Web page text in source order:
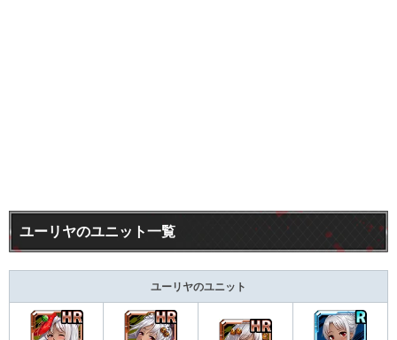
ユーリヤのユニット一覧
ユーリヤのユニット